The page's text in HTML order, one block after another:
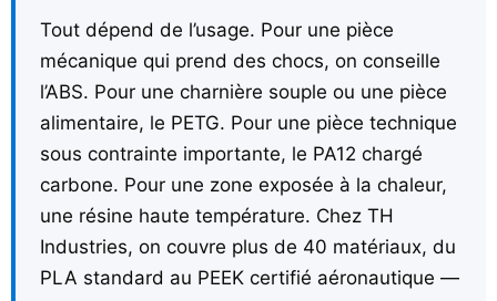
Tout dépend de l’usage. Pour une pièce
mécanique qui prend des chocs, on conseille
l’ABS. Pour une charnière souple ou une pièce
alimentaire, le PETG. Pour une pièce technique
sous contrainte importante, le PA12 chargé
carbone. Pour une zone exposée à la chaleur,
une résine haute température. Chez TH
Industries, on couvre plus de 40 matériaux, du
PLA standard au PEEK certifié aéronautique —